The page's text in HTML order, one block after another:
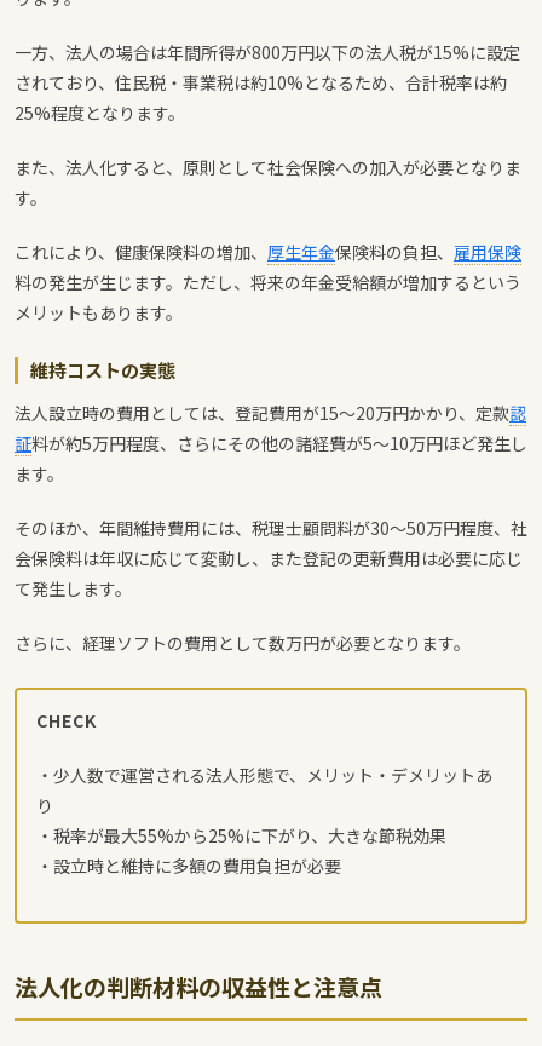
一方、法人の場合は年間所得が800万円以下の法人税が15%に設定
されており、住民税・事業税は約10%となるため、合計税率は約
25%程度となります。
また、法人化すると、原則として社会保険への加入が必要となりま
す。
これにより、健康保険料の増加、 厚生年金保険料の負担、 雇用保険
料の発生が生じます。ただし、将来の年金受給額が増加するという
メリットもあります。
維持コストの実態
法人設立時の費用としては、登記費用が15〜20万円かかり、定款認
証料が約5万円程度、さらにその他の諸経費が5〜10万円ほど発生し
ます。
そのほか、年間維持費用には、税理士顧問料が30〜50万円程度、社
会保険料は年収に応じて変動し、また登記の更新費用は必要に応じ
て発生します。
さらに、経理ソフトの費用として数万円が必要となります。
CHECK
・少人数で運営される法人形態で、メリット・デメリットあ
り
・税率が最大55%から25%に下がり、大きな節税効果
・設立時と維持に多額の費用負担が必要
法人化の判断材料の収益性と注意点